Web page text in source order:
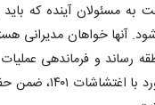
مسئولان آینده که
آنها خواهان مدیرانی
رساند و فرماندهی
باشند همان‌گونه